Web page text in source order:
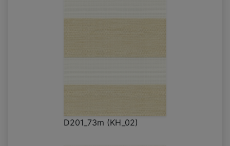
D201_73m (KH_02)